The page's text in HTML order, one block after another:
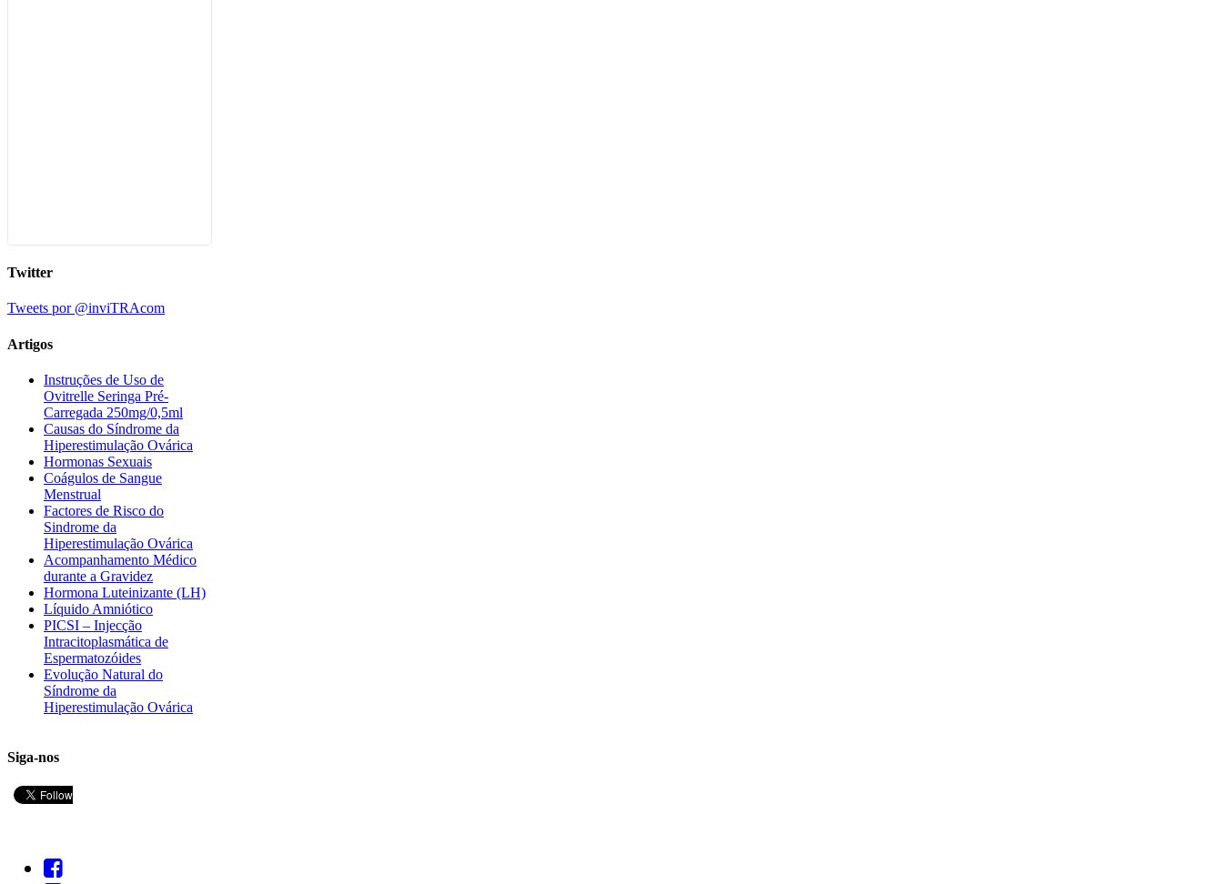
Twitter
Tweets por @inviTRAcom
Artigos
Instruções de Uso de
Ovitrelle Seringa Pré-
Carregada 250mg/0,5ml
Causas do Síndrome da
Hiperestimulação Ovárica
Hormonas Sexuais
Coágulos de Sangue
Menstrual
Factores de Risco do
Sindrome da
Hiperestimulação Ovárica
Acompanhamento Médico
durante a Gravidez
Hormona Luteinizante (LH)
Líquido Amniótico
PICSI – Injecção
Intracitoplasmática de
Espermatozóides
Evolução Natural do
Síndrome da
Hiperestimulação Ovárica
Siga-nos